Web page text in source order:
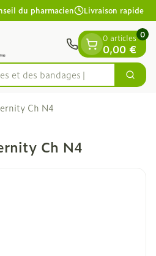
du pharmacien Livraison rapide
et des bandages
0 articles
0,00 €
0
Ch N4
Ch N4